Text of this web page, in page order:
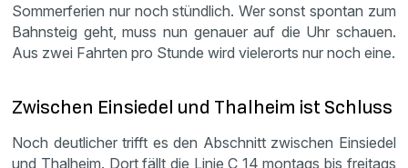
Sommerferien nur noch stündlich. Wer sonst spontan zum
Bahnsteig geht, muss nun genauer auf die Uhr schauen.
Aus zwei Fahrten pro Stunde wird vielerorts nur noch eine.
Zwischen Einsiedel und Thalheim ist Schluss
Noch deutlicher trifft es den Abschnitt zwischen Einsiedel
und Thalheim. Dort fällt die Linie C 14 montags bis freitags